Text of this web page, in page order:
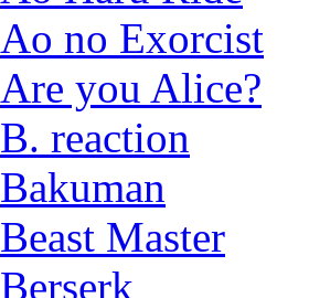
Ao no Exorcist
Are you Alice?
B. reaction
Bakuman
Beast Master
Berserk